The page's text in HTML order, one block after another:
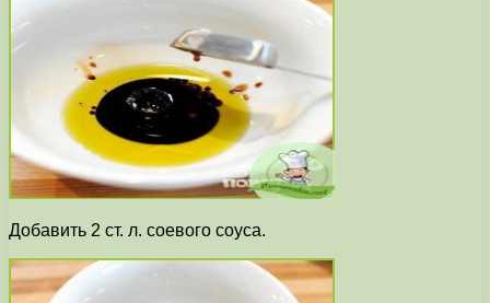
Добавить 2 ст. л. соевого соуса.